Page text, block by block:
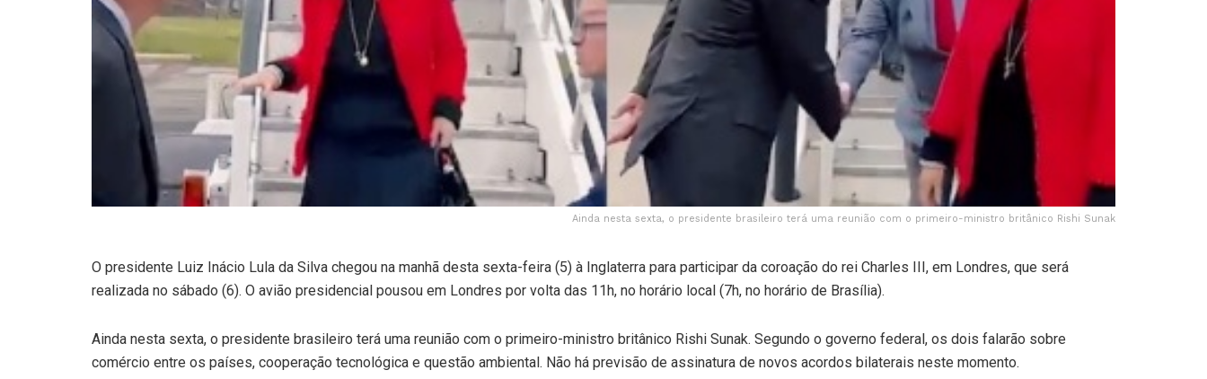
Ainda nesta sexta, o presidente brasileiro terá uma reunião com o primeiro-ministro britânico Rishi Sunak
O presidente Luiz Inácio Lula da Silva chegou na manhã desta sexta-feira (5) à Inglaterra para participar da coroação do rei Charles III, em Londres, que será
realizada no sábado (6). O avião presidencial pousou em Londres por volta das 11h, no horário local (7h, no horário de Brasília).
Ainda nesta sexta, o presidente brasileiro terá uma reunião com o primeiro-ministro britânico Rishi Sunak. Segundo o governo federal, os dois falarão sobre
comércio entre os países, cooperação tecnológica e questão ambiental. Não há previsão de assinatura de novos acordos bilaterais neste momento.